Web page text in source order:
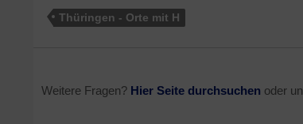
Thüringen - Orte mit H
Weitere Fragen? Hier Seite durchsuchen oder